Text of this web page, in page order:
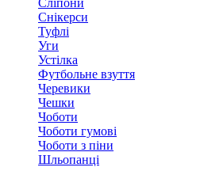
Сліпони
Снікерси
Туфлі
Уги
Устілка
Футбольне взуття
Черевики
Чешки
Чоботи
Чоботи гумові
Чоботи з піни
Шльопанці